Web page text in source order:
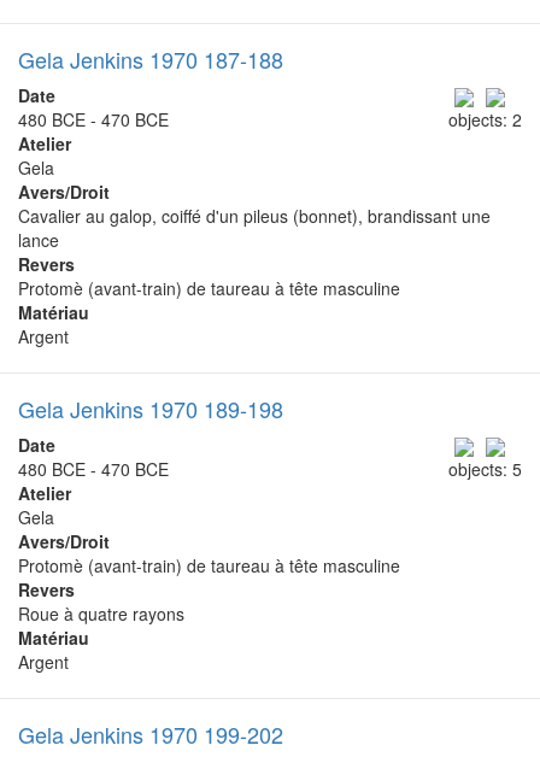
Gela Jenkins 1970 187-188
objects: 2
Date
480 BCE - 470 BCE
Atelier
Gela
Avers/Droit
Cavalier au galop, coiffé d'un pileus (bonnet), brandissant une
lance
Revers
Protomè (avant-train) de taureau à tête masculine
Matériau
Argent
Gela Jenkins 1970 189-198
objects: 5
Date
480 BCE - 470 BCE
Atelier
Gela
Avers/Droit
Protomè (avant-train) de taureau à tête masculine
Revers
Roue à quatre rayons
Matériau
Argent
Gela Jenkins 1970 199-202